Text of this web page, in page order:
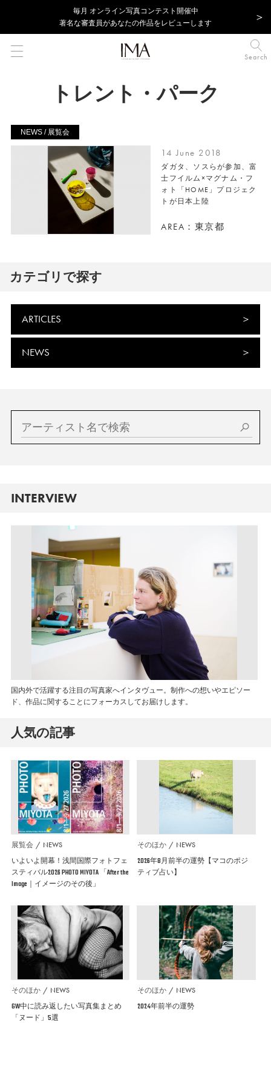
毎⽉ オンライン写真コンテスト開催中
著名な審査員があなたの作品をレビューします
Search
トレント・パーク
NEWS / 展覧会
14 June 2018
ダガタ、ソスらが参加、富
士フイルム×マグナム・フ
ォト「HOME」プロジェク
トが日本上陸
AREA：東京都
カテゴリで探す
ARTICLES
NEWS
INTERVIEW
国内外で活躍する注目の写真家へインタヴュー。制作への想いやエピソー
ド、作品に関することにフォーカスしてお届けします。
人気の記事
展覧会 NEWS
いよいよ開幕！浅間国際フォトフェ
スティバル2026 PHOTO MIYOTA 「After the
Image｜イメージのその後」
そのほか NEWS
2026年8月前半の運勢【マコのポジ
ティブ占い】
そのほか NEWS
GW中に読み返したい写真集まとめ
「ヌード」5選
そのほか NEWS
2024年前半の運勢